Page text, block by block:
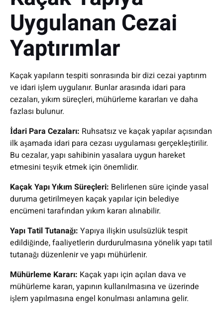
Uygulanan Cezai
Yaptırımlar
Kaçak yapıların tespiti sonrasında bir dizi cezai yaptırım
ve idari işlem uygulanır. Bunlar arasında idari para
cezaları, yıkım süreçleri, mühürleme kararları ve daha
fazlası bulunur.
İdari Para Cezaları: Ruhsatsız ve kaçak yapılar açısından
ilk aşamada idari para cezası uygulaması gerçekleştirilir.
Bu cezalar, yapı sahibinin yasalara uygun hareket
etmesini teşvik etmek için önemlidir.
Kaçak Yapı Yıkım Süreçleri: Belirlenen süre içinde yasal
duruma getirilmeyen kaçak yapılar için belediye
encümeni tarafından yıkım kararı alınabilir.
Yapı Tatil Tutanağı: Yapıya ilişkin usulsüzlük tespit
edildiğinde, faaliyetlerin durdurulmasına yönelik yapı tatil
tutanağı düzenlenir ve yapı mühürlenir.
Mühürleme Kararı: Kaçak yapı için açılan dava ve
mühürleme kararı, yapının kullanılmasına ve üzerinde
işlem yapılmasına engel konulması anlamına gelir.